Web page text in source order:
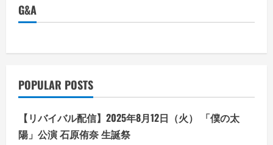
G&A
POPULAR POSTS
【リバイバル配信】2025年8月12日（火） 「僕の太
陽」公演 石原侑奈 生誕祭